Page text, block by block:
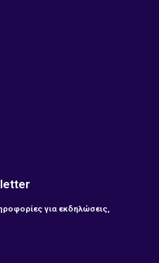
για εκδηλώσεις,